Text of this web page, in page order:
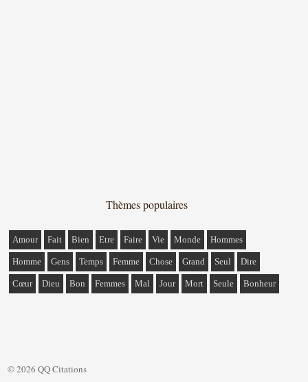
Thèmes populaires
Amour Fait Bien Etre Faire Vie Monde Hommes
Homme Gens Temps Femme Chose Grand Seul Dire
Cœur Dieu Bon Femmes Mal Jour Mort Seule Bonheur
© 2026 QQ Citations